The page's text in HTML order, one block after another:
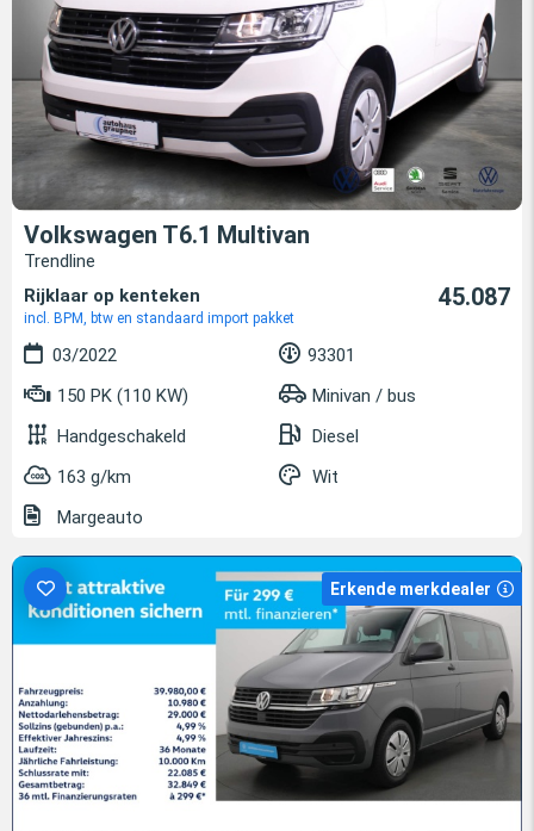
Volkswagen T6.1 Multivan
Trendline
Rijklaar op kenteken
incl. BPM, btw en standaard import pakket
45.087
03/2022
93301
150 PK (110 KW)
Minivan / bus
Handgeschakeld
Diesel
163 g/km
Wit
Margeauto
Erkende merkdealer